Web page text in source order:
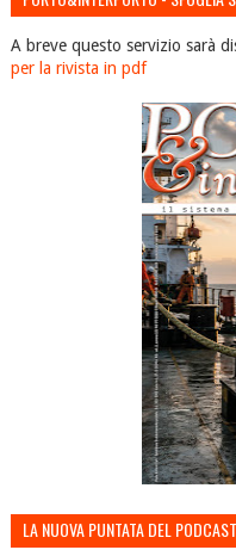
A breve questo servizio sarà
per la rivista in pdf
LA NUOVA PUNTATA DEL